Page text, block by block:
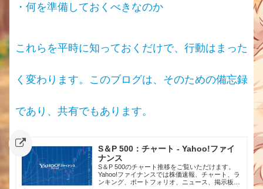
・何を準備しておくべきなのか
これらを平時に知っておくだけで、行動はまった
く変わります。このブログは、そのための備忘録
であり、共有でもあります。
S＆P 500：チャート - Yahoo!ファイ
ナンス
S＆P 500のチャート推移をご覧いただけます。
Yahoo!ファイナンスでは株価速報、チャート、ラ
ンキング、ポートフォリオ、ニュース、掲示板な